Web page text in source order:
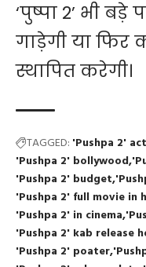
‘पुष्पा 2’ भी
गाड़ेगी या फिर
स्थापित करेगी।
TAGGED: 'Pushpa 2'
'Pushpa 2' bollywood
'Pushpa 2' budget
'Pushpa 2' full movie in
'Pushpa 2' in cinema
'Pushpa 2' kab release
'Pushpa 2' poater